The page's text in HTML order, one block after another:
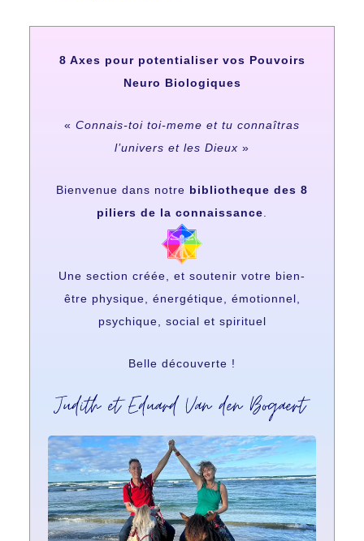
8 Axes pour potentialiser vos Pouvoirs
Neuro Biologiques
« Connais-toi toi-meme et tu connaîtras
l’univers et les Dieux »
Bienvenue dans notre bibliotheque des 8
piliers de la connaissance.
Une section créée, et soutenir votre bien-
être physique, énergétique, émotionnel,
psychique, social et spirituel
Belle découverte !